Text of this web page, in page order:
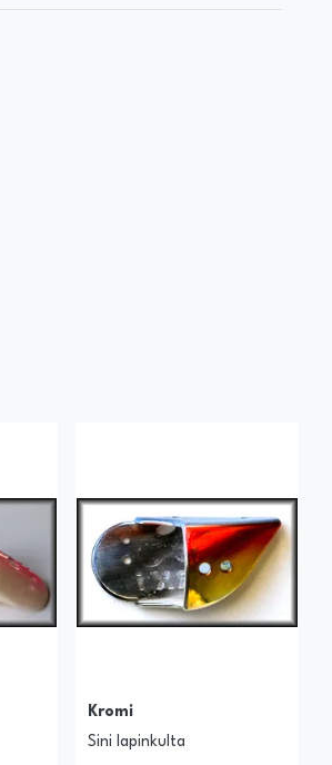
Kromi
Sini lapinkulta